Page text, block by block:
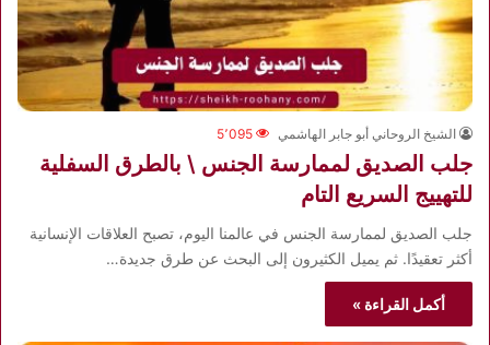
الشيخ الروحاني أبو جابر الهاشمي 5٬095
جلب الصديق لممارسة الجنس \ بالطرق السفلية
للتهييج السريع التام
جلب الصديق لممارسة الجنس في عالمنا اليوم، تصبح العلاقات الإنسانية
أكثر تعقيدًا. ثم يميل الكثيرون إلى البحث عن طرق جديدة…
أكمل القراءة »